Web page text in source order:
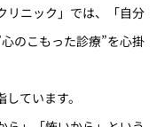
リニック」では、「自分
のこもった診療”を心掛
ています。